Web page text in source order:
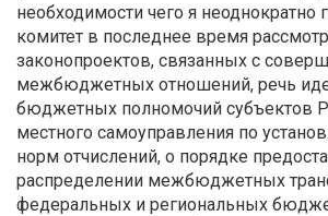
необходимости чего я неоднократно
комитет в последнее время
законопроектов, связанных с
межбюджетных отношений, речь
бюджетных полномочий субъектов
местного самоуправления по
норм отчислений, о порядке
распределении межбюджетных
федеральных и региональных